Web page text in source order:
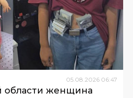
05 08 2026 06:47
области женщина